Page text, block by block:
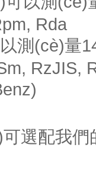
Rda
測(cè)量
RzJIS,
選配我